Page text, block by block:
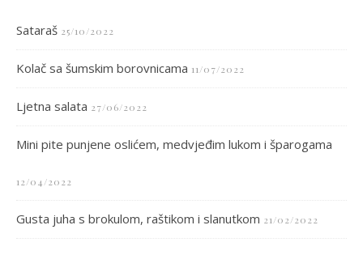
Sataraš 25/10/2022
Kolač sa šumskim borovnicama 11/07/2022
Ljetna salata 27/06/2022
Mini pite punjene oslićem, medvjeđim lukom i šparogama
12/04/2022
Gusta juha s brokulom, raštikom i slanutkom 21/02/2022